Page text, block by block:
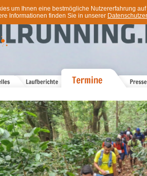
um Ihnen eine bestmögliche Nutzererfahrung
Informationen finden Sie in unserer